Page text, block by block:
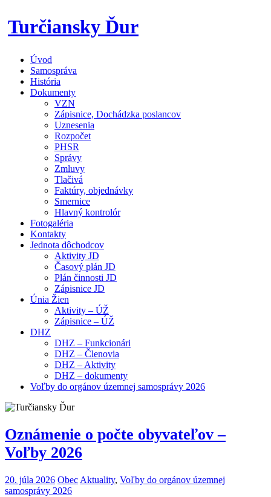
content
Turčiansky Ďur
Oficiálne
stránky
obce
Turčiansky
Úvod
Samospráva
História
Dokumenty
VZN
Zápisnice, Dochádzka poslancov
Uznesenia
Rozpočet
PHSR
Správy
Zmluvy
Tlačivá
Faktúry, objednávky
Smernice
Hlavný kontrolór
Fotogaléria
Kontakty
Jednota dôchodcov
Aktivity JD
Časový plán JD
Plán činnosti JD
Zápisnice JD
Únia Žien
Aktivity – ÚŽ
Zápisnice – ÚŽ
DHZ
DHZ – Funkcionári
DHZ – Členovia
DHZ – Aktivity
DHZ – dokumenty
Voľby do orgánov územnej samosprávy 2026
Oznámenie o počte obyvateľov –
Voľby 2026
20. júla 2026 Obec Aktuality, Voľby do orgánov územnej
samosprávy 2026